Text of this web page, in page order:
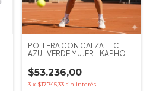
POLLERA CON CALZA TTC
AZUL VERDE MUJER - KAPHO
$53.236,00
3 x $17.745,33 sin interés